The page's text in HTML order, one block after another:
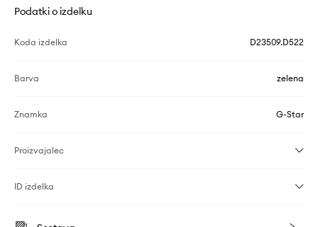
Podatki o izdelku
Koda izdelka D23509.D522
Barva zelena
Znamka G-Star
Proizvajalec
ID izdelka